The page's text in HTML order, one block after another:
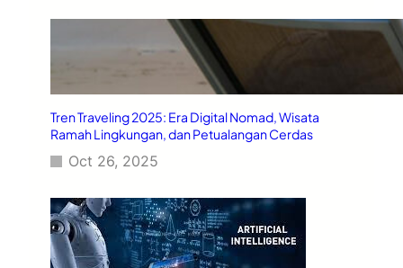
Tren Traveling 2025: Era Digital Nomad, Wisata
Ramah Lingkungan, dan Petualangan Cerdas
Oct 26, 2025